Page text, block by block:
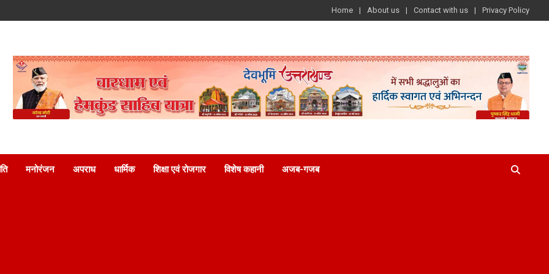
Home About us Contact with us Privacy Policy
मनोरंजन अपराध धार्मिक शिक्षा एवं रोजगार विशेष कहानी अजब-गजब